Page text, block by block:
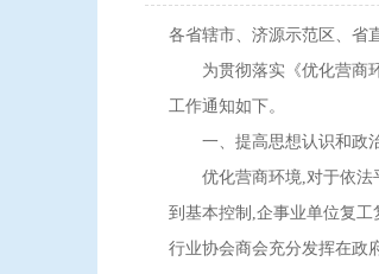
各省辖市、济源示范区、省
为贯彻落实《优化营商环
工作通知如下。
一、提高思想认识和政
优化营商环境,对于依法平
到基本控制,企事业单位复
行业协会商会充分发挥在政